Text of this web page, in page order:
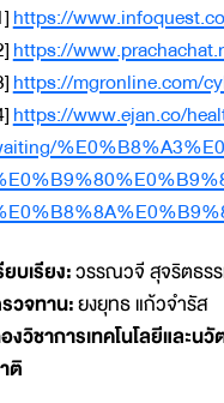
https://
https://
https://mgronline.com/
https://www.ejan.co/
ยบเรียง:วรรณวจี สุจริตธร
วจทาน:ยงยุทธ แก้วจำรัส
งวิชาการเทคโนโลยีแล
ติ